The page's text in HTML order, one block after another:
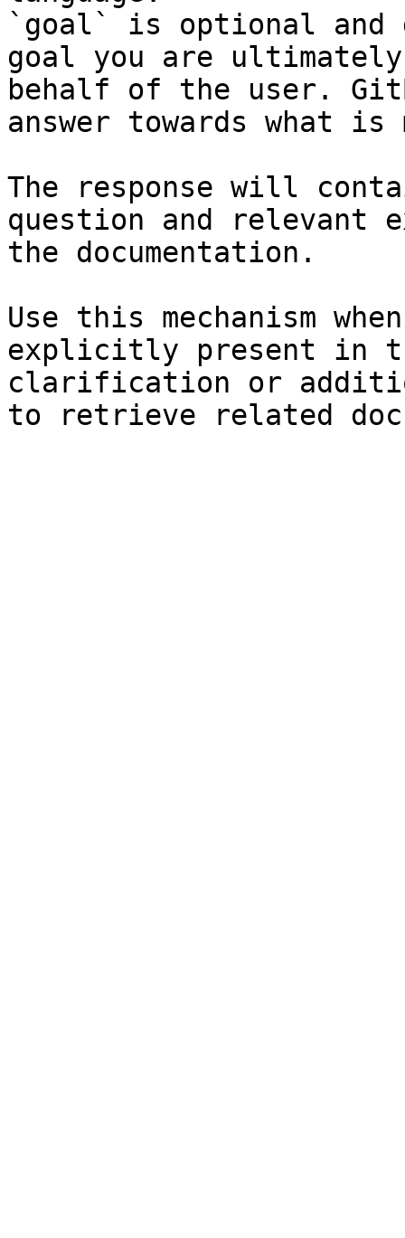
`goal` is optional and
goal you are
behalf of the user.
answer towards what
The response will
question and relevant
the documentation.
Use this mechanism
explicitly present in
clarification or